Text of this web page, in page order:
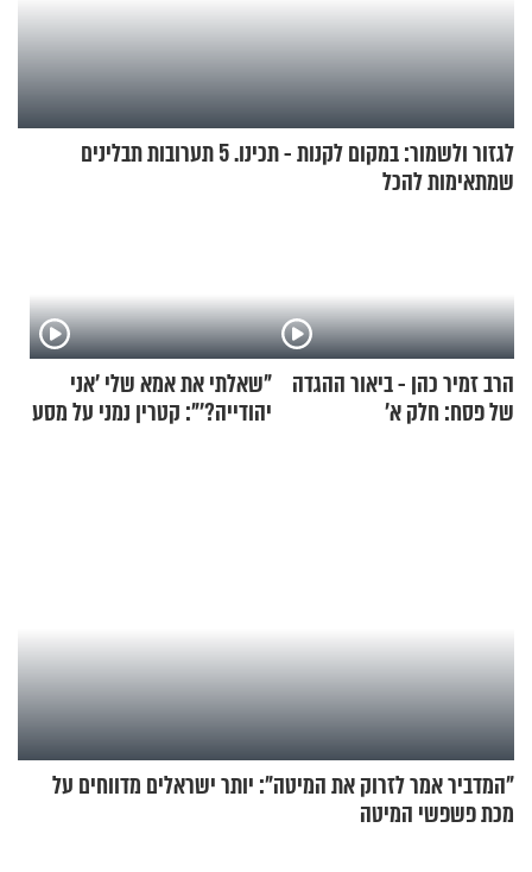
לגזור ולשמור: במקום לקנות - תכינו. 5 תערובות תבלינים
שמתאימות להכל
הרב זמיר כהן - ביאור ההגדה
של פסח: חלק א’
"שאלתי את אמא שלי 'אני
יהודייה?'": קטרין נמני על מסע
"המדביר אמר לזרוק את המיטה": יותר ישראלים מדווחים על
מכת פשפשי המיטה